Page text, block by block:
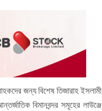
জন্য বিশেষ তিজারাহ ইসলামী
বিমানবন্দর সমূহের লাউঞ্জে